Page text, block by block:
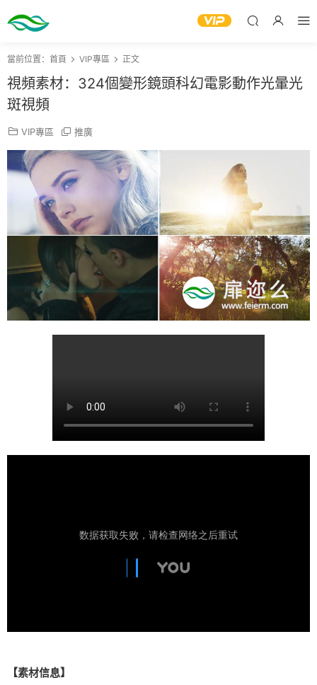
當前位置： 首頁 VIP專區 正文
視頻素材：324個變形鏡頭科幻電影動作光暈光
斑視頻
VIP專區 推廣
【素材信息】